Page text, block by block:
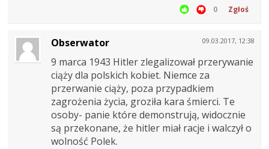
0 Zgłoś
09.03.2017, 12:38
Obserwator
9 marca 1943 Hitler zlegalizował przerywanie
ciąży dla polskich kobiet. Niemce za
przerwanie ciąży, poza przypadkiem
zagrożenia życia, groziła kara śmierci. Te
osoby- panie które demonstrują, widocznie
są przekonane, że hitler miał racje i walczył o
wolność Polek.